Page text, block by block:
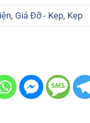
, Giá Đỡ - Kẹp, Kẹp